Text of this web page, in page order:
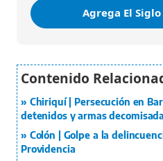
Agrega El
Chiriquí | Persecución en
detenidos y armas
Colón | Golpe a la
Providencia